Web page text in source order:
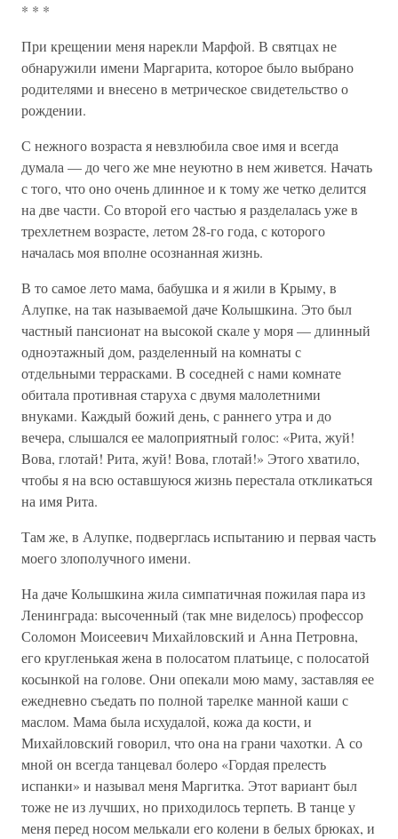
* * *
При крещении меня нарекли Марфой. В святцах не
обнаружили имени Маргарита, которое было выбрано
родителями и внесено в метрическое свидетельство о
рождении.
С нежного возраста я невзлюбила свое имя и всегда
думала — до чего же мне неуютно в нем живется. Начать
с того, что оно очень длинное и к тому же четко делится
на две части. Со второй его частью я разделалась уже в
трехлетнем возрасте, летом 28-го года, с которого
началась моя вполне осознанная жизнь.
В то самое лето мама, бабушка и я жили в Крыму, в
Алупке, на так называемой даче Колышкина. Это был
частный пансионат на высокой скале у моря — длинный
одноэтажный дом, разделенный на комнаты с
отдельными террасками. В соседней с нами комнате
обитала противная старуха с двумя малолетними
внуками. Каждый божий день, с раннего утра и до
вечера, слышался ее малоприятный голос: «Рита, жуй!
Вова, глотай! Рита, жуй! Вова, глотай!» Этого хватило,
чтобы я на всю оставшуюся жизнь перестала откликаться
на имя Рита.
Там же, в Алупке, подверглась испытанию и первая часть
моего злополучного имени.
На даче Колышкина жила симпатичная пожилая пара из
Ленинграда: высоченный (так мне виделось) профессор
Соломон Моисеевич Михайловский и Анна Петровна,
его кругленькая жена в полосатом платьице, с полосатой
косынкой на голове. Они опекали мою маму, заставляя ее
ежедневно съедать по полной тарелке манной каши с
маслом. Мама была исхудалой, кожа да кости, и
Михайловский говорил, что она на грани чахотки. А со
мной он всегда танцевал болеро «Гордая прелесть
испанки» и называл меня Маргитка. Этот вариант был
тоже не из лучших, но приходилось терпеть. В танце у
меня перед носом мелькали его колени в белых брюках, и